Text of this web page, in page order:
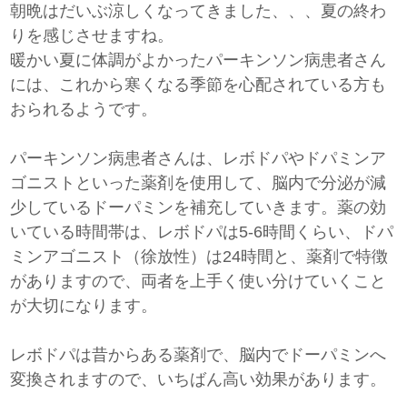
朝晩はだいぶ涼しくなってきました、、、夏の終わ
りを感じさせますね。
暖かい夏に体調がよかったパーキンソン病患者さん
には、これから寒くなる季節を心配されている方も
おられるようです。
パーキンソン病患者さんは、レボドパやドパミンア
ゴニストといった薬剤を使用して、脳内で分泌が減
少しているドーパミンを補充していきます。薬の効
いている時間帯は、レボドパは5-6時間くらい、ドパ
ミンアゴニスト（徐放性）は24時間と、薬剤で特徴
がありますので、両者を上手く使い分けていくこと
が大切になります。
レボドパは昔からある薬剤で、脳内でドーパミンへ
変換されますので、いちばん高い効果があります。